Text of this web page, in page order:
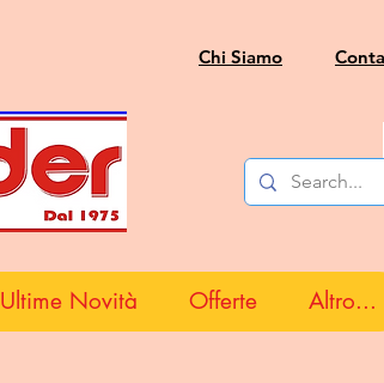
Chi Siamo
Ultime Novità Offerte Altro...